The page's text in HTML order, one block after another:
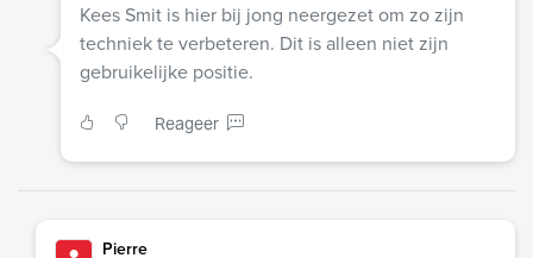
Kees Smit is hier bij jong neergezet om zo zijn
techniek te verbeteren. Dit is alleen niet zijn
gebruikelijke positie.
Reageer
Pierre